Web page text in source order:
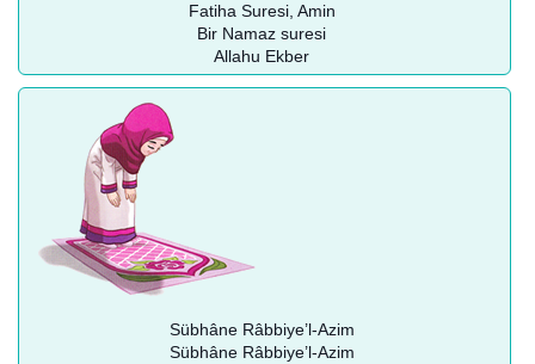
Fatiha Suresi, Amin
Bir Namaz suresi
Allahu Ekber
Sübhâne Râbbiye’l-Azim
Sübhâne Râbbiye’l-Azim